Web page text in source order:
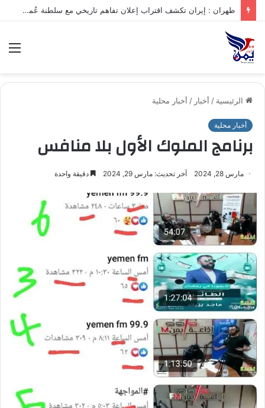
.تعرف على متوسط أسعار الذهب في صنعاء وعدن الخميس – 06/08/2026
الرئيسية / أخبار / أخبار محلية
أخبار محلية
برنامج الملوك الأول بلا منافس
مارس 28, 2024 آخر تحديث: مارس 29, 2024 دقيقة واحدة